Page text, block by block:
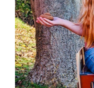
„Schüssel